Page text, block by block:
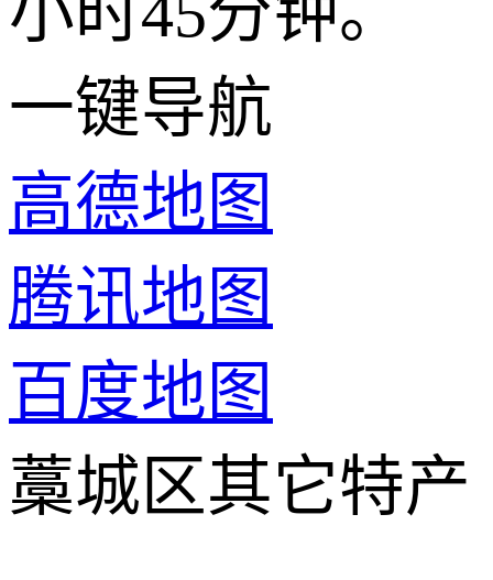
一键导航
高德地图
腾讯地图
百度地图
藁城区其它特产